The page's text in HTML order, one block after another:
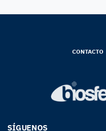
CONTACTO
SÍGUENOS